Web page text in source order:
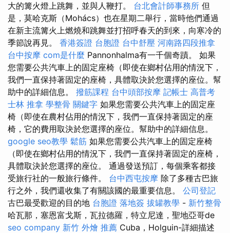
大的篝火燈上跳舞，並與人鞭打。 台北會計師事務所 但
是，莫哈克斯（Mohács）也在星期二舉行，當時他們通過
在新主流篝火上燃燒和跳舞並打招呼春天的到來，向寒冷的
季節說再見。 香港簽證 台胞證 台中舒壓 河南路四段推拿
台中按摩 com是什麼 Pannonhalma有一千個奇蹟。 如果
您需要公共汽車上的固定座椅（即使在鄉村佔用的情況下，
我們一直保持著固定的座椅，具體取決於您選擇的座位。幫
助中的詳細信息。 撥筋課程 台中頭部按摩 記帳士 高普考
士林 推拿 學整骨 關鍵字 如果您需要公共汽車上的固定座
椅（即使在農村佔用的情況下，我們一直保持著固定的座
椅，它的費用取決於您選擇的座位。幫助中的詳細信息。
google seo教學 鬆筋 如果您需要公共汽車上的固定座椅
（即使在鄉村佔用的情況下，我們一直保持著固定的座椅，
具體取決於您選擇的座位。 通過發送預訂，每個乘客都接
受旅行社的一般旅行條件。 台中西屯按摩 除了多種古巴旅
行之外，我們還收集了有關該國的最重要信息。 公司登記
古巴最受歡迎的目的地 台胞證 落地簽 拔罐教學 - 新竹整骨
哈瓦那，塞恩富戈斯，瓦拉德羅，特立尼達，聖地亞哥de
seo company 新竹 外燴 推薦 Cuba，Holguin-詳細描述